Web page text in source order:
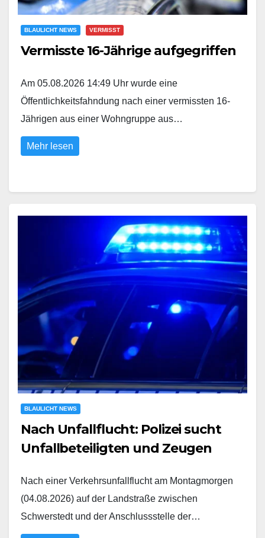
BLAULICHT NEWS VERMISST
Vermisste 16-Jährige aufgegriffen
Am 05.08.2026 14:49 Uhr wurde eine
Öffentlichkeitsfahndung nach einer vermissten 16-
Jährigen aus einer Wohngruppe aus…
Mehr lesen
BLAULICHT NEWS
Nach Unfallflucht: Polizei sucht
Unfallbeteiligten und Zeugen
Nach einer Verkehrsunfallflucht am Montagmorgen
(04.08.2026) auf der Landstraße zwischen
Schwerstedt und der Anschlussstelle der…